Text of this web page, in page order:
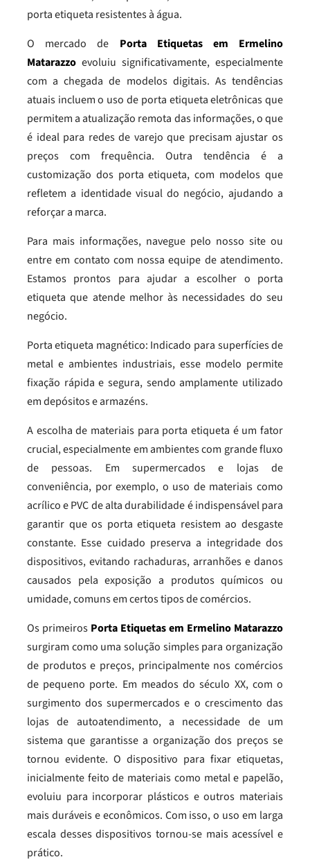
porta etiqueta resistentes à água.
O mercado de Porta Etiquetas em Ermelino
Matarazzoevoluiu significativamente, especialmente
com a chegada de modelos digitais. As tendências
atuais incluem o uso de porta etiqueta eletrônicas que
permitem a atualização remota das informações, o que
é ideal para redes de varejo que precisam ajustar os
preços com frequência. Outra tendência é a
customização dos porta etiqueta, com modelos que
refletem a identidade visual do negócio, ajudando a
reforçar a marca.
Para mais informações, navegue pelo nosso site ou
entre em contato com nossa equipe de atendimento.
Estamos prontos para ajudar a escolher o porta
etiqueta que atende melhor às necessidades do seu
negócio.
Porta etiqueta magnético: Indicado para superfícies de
metal e ambientes industriais, esse modelo permite
fixação rápida e segura, sendo amplamente utilizado
em depósitos e armazéns.
A escolha de materiais para porta etiqueta é um fator
crucial, especialmente em ambientes com grande fluxo
de pessoas. Em supermercados e lojas de
conveniência, por exemplo, o uso de materiais como
acrílico e PVC de alta durabilidade é indispensável para
garantir que os porta etiqueta resistem ao desgaste
constante. Esse cuidado preserva a integridade dos
dispositivos, evitando rachaduras, arranhões e danos
causados pela exposição a produtos químicos ou
umidade, comuns em certos tipos de comércios.
Os primeiros Porta Etiquetas em Ermelino Matarazzo
surgiram como uma solução simples para organização
de produtos e preços, principalmente nos comércios
de pequeno porte. Em meados do século XX, com o
surgimento dos supermercados e o crescimento das
lojas de autoatendimento, a necessidade de um
sistema que garantisse a organização dos preços se
tornou evidente. O dispositivo para fixar etiquetas,
inicialmente feito de materiais como metal e papelão,
evoluiu para incorporar plásticos e outros materiais
mais duráveis e econômicos. Com isso, o uso em larga
escala desses dispositivos tornou-se mais acessível e
prático.